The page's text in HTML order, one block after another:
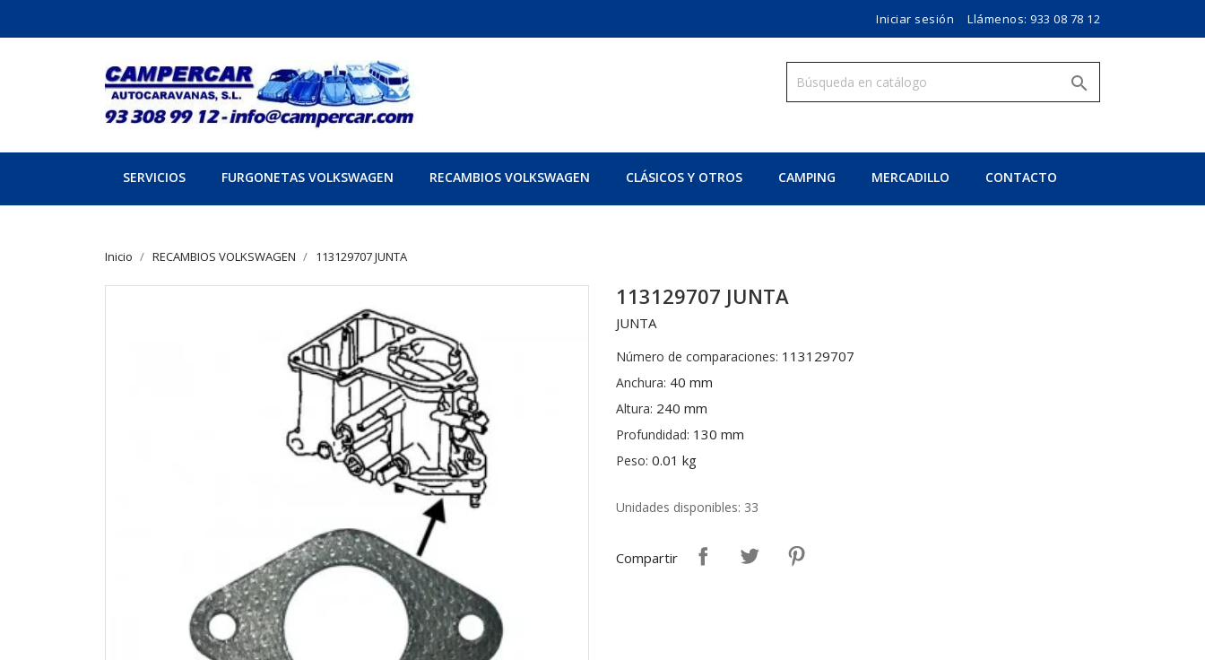
Iniciar sesión Llámenos: 933 08 78 12

SERVICIOS FURGONETAS VOLKSWAGEN RECAMBIOS VOLKSWAGEN CLÁSICOS Y OTROS CAMPING MERCADILLO CONTACTO
Inicio RECAMBIOS VOLKSWAGEN 113129707 JUNTA
113129707 JUNTA
JUNTA
Número de comparaciones: 113129707
Anchura: 40 mm
Altura: 240 mm
Profundidad: 130 mm
Peso: 0.01 kg
Unidades disponibles: 33
Compartir